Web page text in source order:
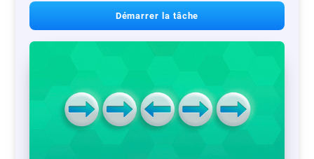
Démarrer la tâche